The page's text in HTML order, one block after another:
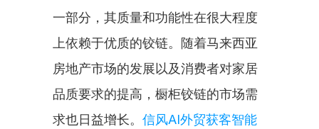
一部分，其质量和功能性在很大程度
上依赖于优质的铰链。随着马来西亚
房地产市场的发展以及消费者对家居
品质要求的提高，橱柜铰链的市场需
求也日益增长。 信风AI外贸获客智能